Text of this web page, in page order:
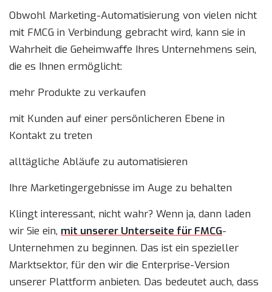
Obwohl Marketing-Automatisierung von vielen nicht
mit FMCG in Verbindung gebracht wird, kann sie in
Wahrheit die Geheimwaffe Ihres Unternehmens sein,
die es Ihnen ermöglicht:
mehr Produkte zu verkaufen
mit Kunden auf einer persönlicheren Ebene in
Kontakt zu treten
alltägliche Abläufe zu automatisieren
Ihre Marketingergebnisse im Auge zu behalten
Klingt interessant, nicht wahr? Wenn ja, dann laden
wir Sie ein, mit unserer Unterseite für FMCG-
Unternehmen zu beginnen. Das ist ein spezieller
Marktsektor, für den wir die Enterprise-Version
unserer Plattform anbieten. Das bedeutet auch, dass